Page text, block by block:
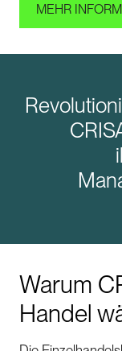
MEHR
Warum
Handel